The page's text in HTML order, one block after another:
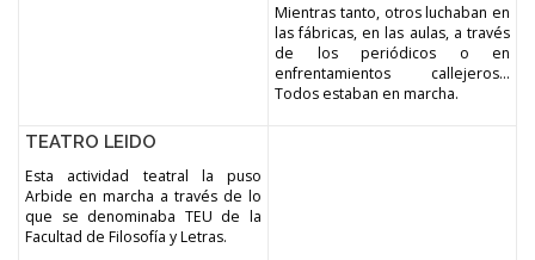
Mientras tanto, otros luchaban en
las fábricas, en las aulas, a través
de los periódicos o en
enfrentamientos callejeros…
Todos estaban en marcha.
TEATRO LEIDO
Esta actividad teatral la puso
Arbide en marcha a través de lo
que se denominaba TEU de la
Facultad de Filosofía y Letras.